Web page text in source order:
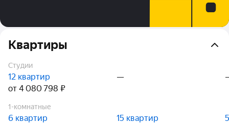
Квартиры
Студии
12 квартир
от 4 080 798 ₽
—
1-комнатные
6 квартир 15 квартир